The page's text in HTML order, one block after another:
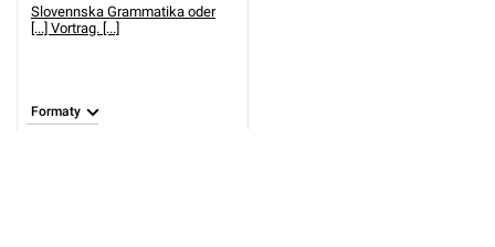
Slovennska Grammatika oder
[...] Vortrag. [...]
Formaty